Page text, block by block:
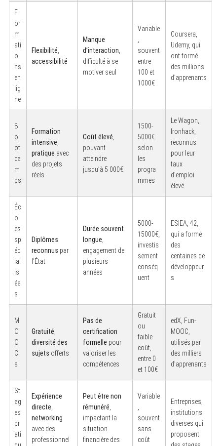
F
or
m
ati
o
ns
en
lig
ne
Flexibilité
accessibilité
Manque
d’interaction
difficulté à se
motiver seul
Variable
souvent
entre
100 et
1000€
Coursera,
Udemy, qui
ont formé
des millions
d’apprenants
B
o
ot
ca
m
ps
Formation
intensive
pratique avec
des projets
réels
Coût élevé
pouvant
atteindre
jusqu’à 5 000€
1500-
5000€
selon
les
progra
mmes
Le Wagon,
Ironhack,
reconnus
pour leur
taux
d’emploi
élevé
Éc
ol
es
sp
éc
ial
is
ée
s
Diplômes
reconnus par
l’État
Durée souvent
longue
engagement de
plusieurs
années
5000-
15000€,
investis
sement
conséq
uent
ESIEA, 42,
qui a formé
des
centaines de
développeur
s
M
O
O
C
s
Gratuité
diversité des
sujets offerts
Pas de
certification
formelle pour
valoriser les
compétences
Gratuit
ou
faible
coût,
entre 0
et 100€
edX, Fun-
MOOC,
utilisés par
des milliers
d’apprenants
St
ag
es
pr
ati
Expérience
directe
networking
avec des
professionnel
Peut être non
rémunéré
impactant la
situation
financière des
Variable
souvent
sans
coût
Entreprises,
institutions
diverses qui
proposent
S
e
r
c